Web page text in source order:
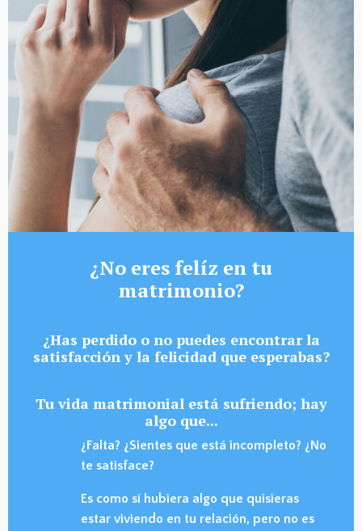
¿No eres felíz en tu
matrimonio?
¿Has perdido o no puedes encontrar la
satisfacción y la felicidad que esperabas?
Tu vida matrimonial está sufriendo; hay
algo que...
¿Falta? ¿Sientes que está incompleto? ¿No
te satisface?
Es como sí hubiera algo que quisieras
estar viviendo en tu relación, pero no es